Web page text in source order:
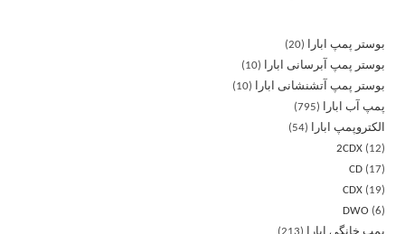
بوستر پمپ ابارا
20
بوستر پمپ آبرسانی ابارا
10
بوستر پمپ آتشنشانی ابارا
10
پمپ آب ابارا
795
الکتروپمپ ابارا
54
2CDX
12
CD
17
CDX
19
DWO
6